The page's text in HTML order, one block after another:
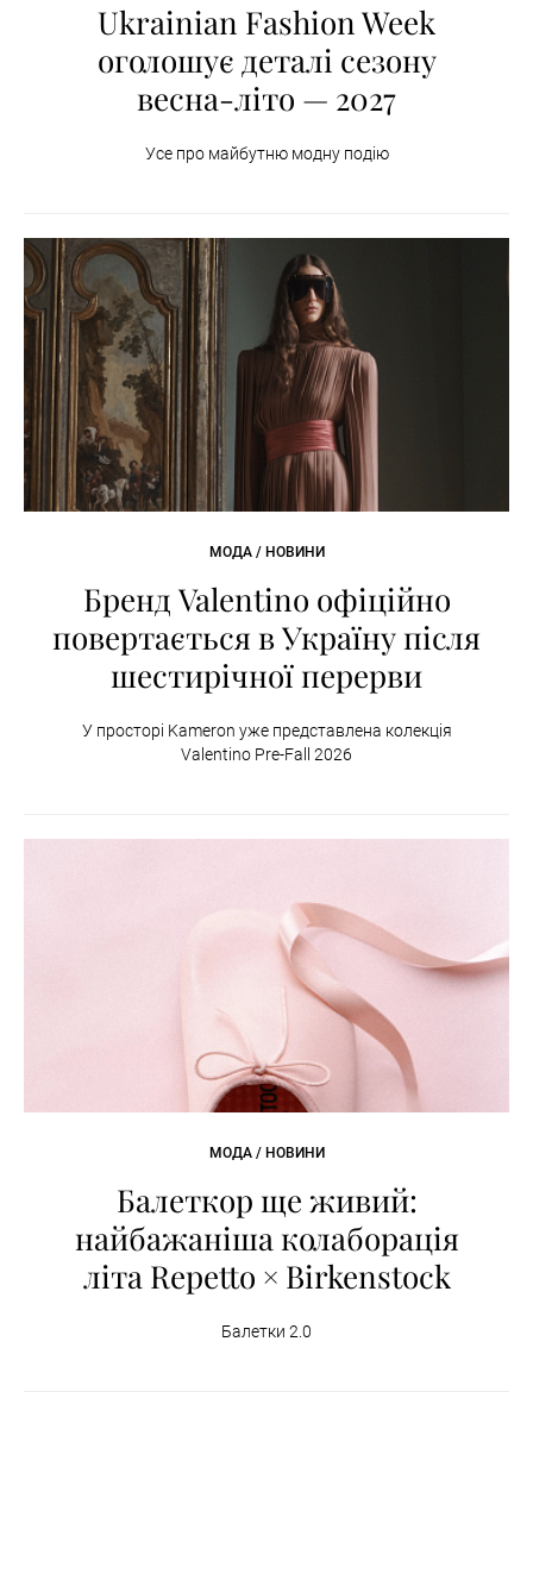
Ukrainian Fashion Week
оголошує деталі сезону
весна-літо — 2027
Усе про майбутню модну подію
МОДА / НОВИНИ
Бренд Valentino офіційно
повертається в Україну після
шестирічної перерви
У просторі Kameron уже представлена колекція
Valentino Pre-Fall 2026
МОДА / НОВИНИ
Балеткор ще живий:
найбажаніша колаборація
літа Repetto × Birkenstock
Балетки 2.0